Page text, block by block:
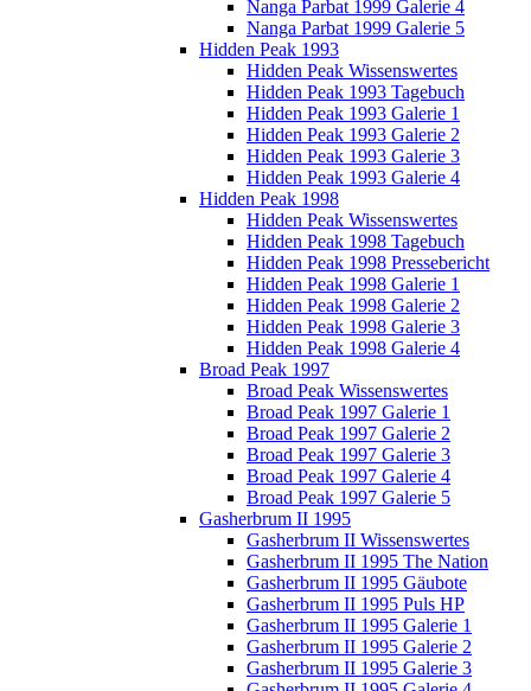
Nanga Parbat 1999 Galerie 4
Nanga Parbat 1999 Galerie 5
Hidden Peak 1993
Hidden Peak Wissenswertes
Hidden Peak 1993 Tagebuch
Hidden Peak 1993 Galerie 1
Hidden Peak 1993 Galerie 2
Hidden Peak 1993 Galerie 3
Hidden Peak 1993 Galerie 4
Hidden Peak 1998
Hidden Peak Wissenswertes
Hidden Peak 1998 Tagebuch
Hidden Peak 1998 Pressebericht
Hidden Peak 1998 Galerie 1
Hidden Peak 1998 Galerie 2
Hidden Peak 1998 Galerie 3
Hidden Peak 1998 Galerie 4
Broad Peak 1997
Broad Peak Wissenswertes
Broad Peak 1997 Galerie 1
Broad Peak 1997 Galerie 2
Broad Peak 1997 Galerie 3
Broad Peak 1997 Galerie 4
Broad Peak 1997 Galerie 5
Gasherbrum II 1995
Gasherbrum II Wissenswertes
Gasherbrum II 1995 The Nation
Gasherbrum II 1995 Gäubote
Gasherbrum II 1995 Puls HP
Gasherbrum II 1995 Galerie 1
Gasherbrum II 1995 Galerie 2
Gasherbrum II 1995 Galerie 3